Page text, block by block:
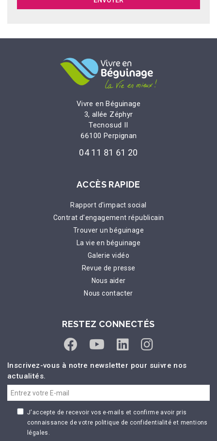
Vivre en Béguinage
3, allée Zéphyr
Tecnosud II
66100 Perpignan
04 11 81 61 20
ACCÈS RAPIDE
Rapport d'impact social
Contrat d'engagement républicain
Trouver un béguinage
La vie en béguinage
Galerie vidéo
Revue de presse
Nous aider
Nous contacter
RESTEZ CONNECTÉS
Inscrivez-vous à notre newsletter pour suivre nos
actualités.
J'accepte de recevoir vos e-mails et confirme avoir pris
connaissance de votre politique de confidentialité et mentions
légales.